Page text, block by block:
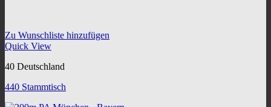
Zu Wunschliste hinzufügen
Quick View
40 Deutschland
440 Stammtisch